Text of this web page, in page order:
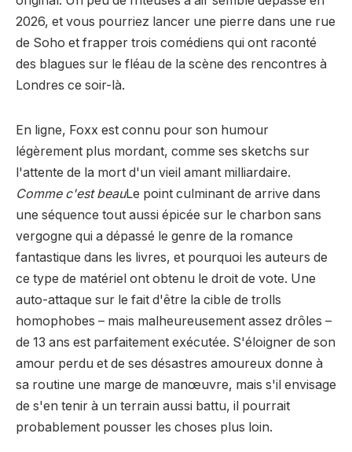
2026, et vous pourriez lancer une pierre dans une rue
de Soho et frapper trois comédiens qui ont raconté
des blagues sur le fléau de la scène des rencontres à
Londres ce soir-là.
En ligne, Foxx est connu pour son humour
légèrement plus mordant, comme ses sketchs sur
l'attente de la mort d'un vieil amant milliardaire.
Comme c'est beauLe point culminant de arrive dans
une séquence tout aussi épicée sur le charbon sans
vergogne qui a dépassé le genre de la romance
fantastique dans les livres, et pourquoi les auteurs de
ce type de matériel ont obtenu le droit de vote. Une
auto-attaque sur le fait d'être la cible de trolls
homophobes – mais malheureusement assez drôles –
de 13 ans est parfaitement exécutée. S'éloigner de son
amour perdu et de ses désastres amoureux donne à
sa routine une marge de manœuvre, mais s'il envisage
de s'en tenir à un terrain aussi battu, il pourrait
probablement pousser les choses plus loin.